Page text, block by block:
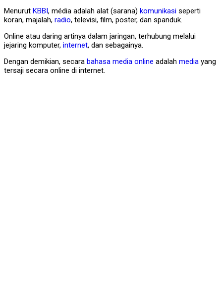
Menurut KBBI , média adalah alat (sarana) komunikasi seperti
koran, majalah, radio, televisi, film, poster, dan spanduk.
Online atau daring artinya dalam jaringan, terhubung melalui
jejaring komputer, internet, dan sebagainya.
Dengan demikian, secara bahasa media online adalah media yang
tersaji secara online di internet.